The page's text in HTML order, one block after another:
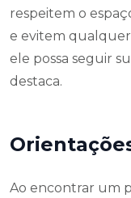
respeitem o
e evitem
ele possa seguir
destaca.
Ao encontrar um